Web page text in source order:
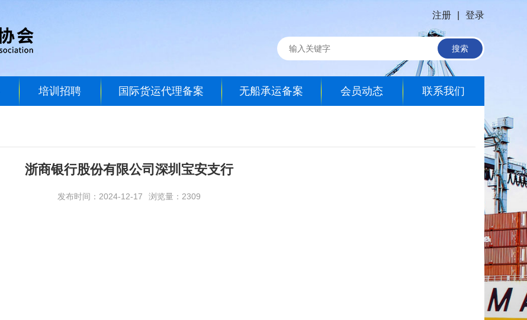
注册 登录
搜索
培训招聘 国际货运代理备案 无船承运备案 会员动态 联系我们
浙商银行股份有限公司深圳宝安支行
发布时间：2024-12-17 浏览量：2309